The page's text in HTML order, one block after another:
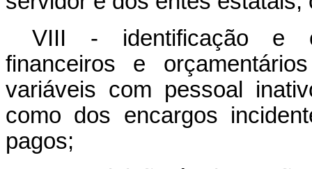
VIII - identificação e
financeiros e
variáveis com pessoal
como dos encargos
pagos;